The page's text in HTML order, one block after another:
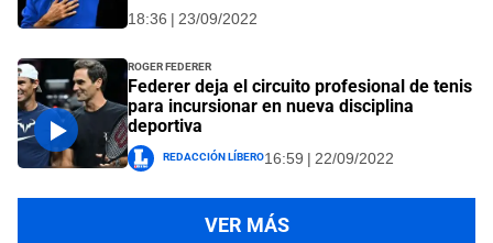
18:36 | 23/09/2022
Roger Federer
Federer deja el circuito profesional de tenis
para incursionar en nueva disciplina
deportiva
Redacción Líbero16:59 | 22/09/2022
VER MÁS